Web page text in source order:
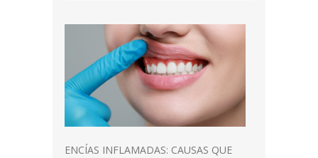
ENCÍAS INFLAMADAS: CAUSAS QUE